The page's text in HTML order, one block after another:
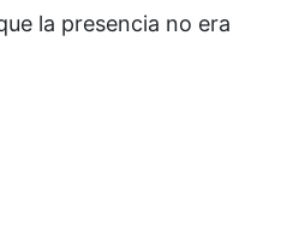
la presencia no era